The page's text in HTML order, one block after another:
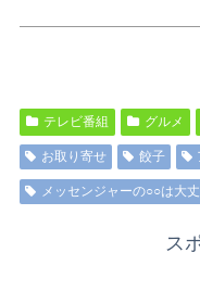
テレビ番組 グルメ
お取り寄せ 餃子
メッセンジャーの○○は大
ス